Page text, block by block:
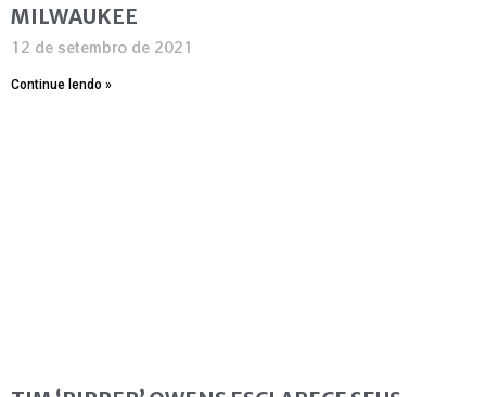
MILWAUKEE
12 de setembro de 2021
Continue lendo »